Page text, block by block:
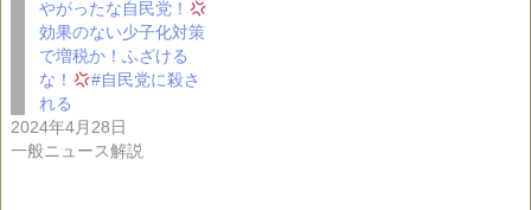
やがったな自民党！
効果のない少子化対策
で増税か！ふざける
な！
#自民党に殺さ
れる
2024年4月28日
一般ニュース解説